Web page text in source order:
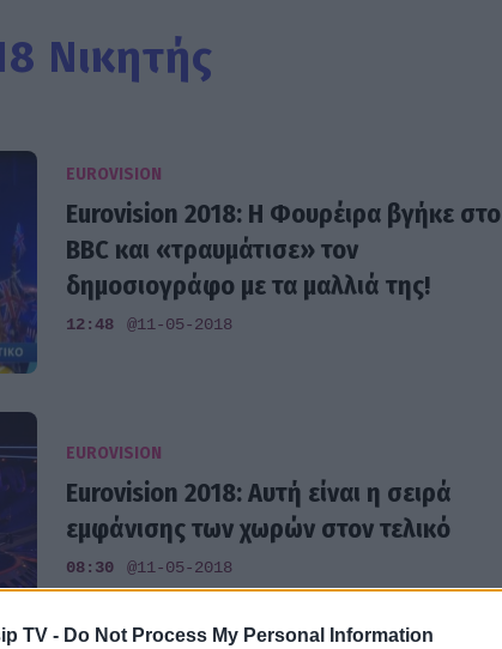
TV - Do Not Process My Personal Information
Νικητής
EUROVISION
Eurovision 2018: Η Φουρέιρα βγήκε στο
BBC και «τραυμάτισε» τον
δημοσιογράφο με τα μαλλιά της!
12:48 @11-05-2018
EUROVISION
Eurovision 2018: Αυτή είναι η σειρά
εμφάνισης των χωρών στον τελικό
08:30 @11-05-2018